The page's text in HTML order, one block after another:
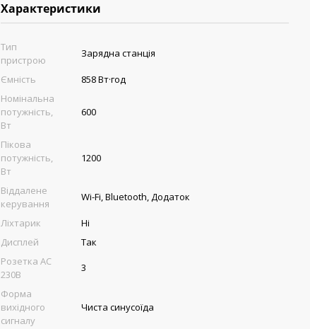
Характеристики
Тип
пристрою
Зарядна станція
Ємність
858 Вт·год
Номінальна
потужність,
Вт
600
Пікова
потужність,
Вт
1200
Віддалене
керування
Wi-Fi, Bluetooth, Додаток
Ліхтарик
Ні
Дисплей
Так
Розетка AC
230В
3
Форма
вихідного
сигналу
Чиста синусоїда